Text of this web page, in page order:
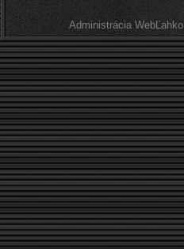
Administrácia WebĽahko